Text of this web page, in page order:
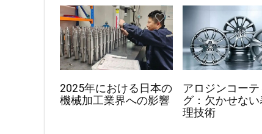
2025年における日本の
機械加工業界への影響
アロジンコーテ
グ：欠かせな
理技術